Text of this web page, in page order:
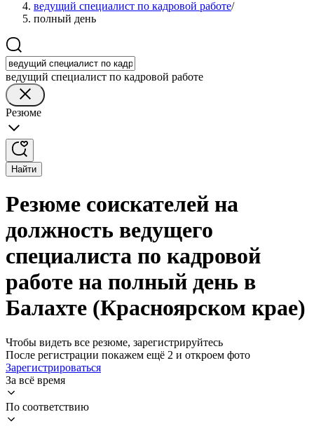
ведущий специалист по кадровой работе/
полный день
ведущий специалист по кадровой работе
Резюме
Найти
Резюме соискателей на
должность ведущего
специалиста по кадровой
работе на полный день в
Балахте (Красноярском крае)
Чтобы видеть все резюме, зарегистрируйтесь
После регистрации покажем ещё 2 и откроем фото
Зарегистрироваться
За всё время
По соответствию